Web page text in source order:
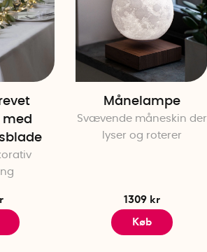
Månelampe
Svævende måneskin der
lyser og roterer
1309 kr
Køb